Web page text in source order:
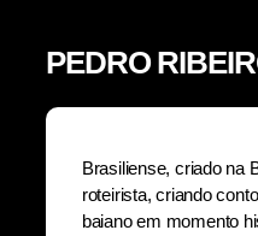
PEDRO
Brasiliense, criado na
roteirista, criando
baiano em momento